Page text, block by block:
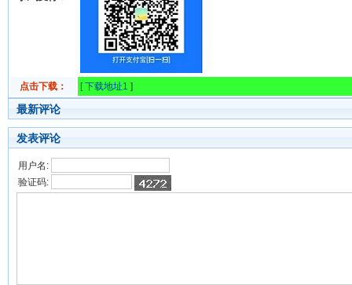
点击下载： [下载地址1 ]
最新评论
发表评论
用户名:
验证码: